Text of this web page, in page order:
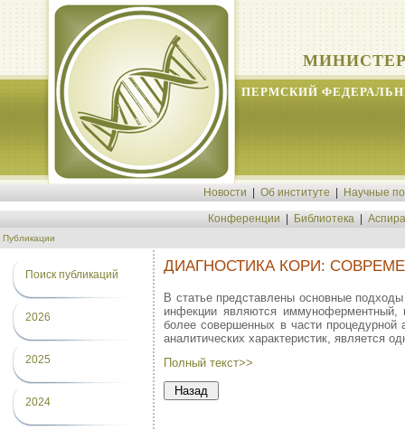
ПЕРМСКИЙ
Новости Об институте Научные
Конференции Библиотека
Публикации
Поиск публикаций
2026
2025
2024
ДИАГНОСТИКА КОРИ:
В статье представлены основные
инфекции являются иммуноферментный,
более совершенных в части процедурной
аналитических характеристик, является
Полный текст>>